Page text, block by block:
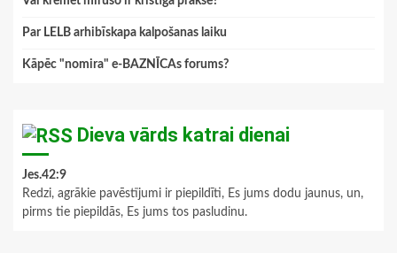
Par LELB arhibīskapa kalpošanas laiku
Kāpēc "nomira" e-BAZNĪCAs forums?
Dieva vārds katrai dienai
Jes.42:9
Redzi, agrākie pavēstījumi ir piepildīti, Es jums dodu jaunus, un,
pirms tie piepildās, Es jums tos pasludinu.